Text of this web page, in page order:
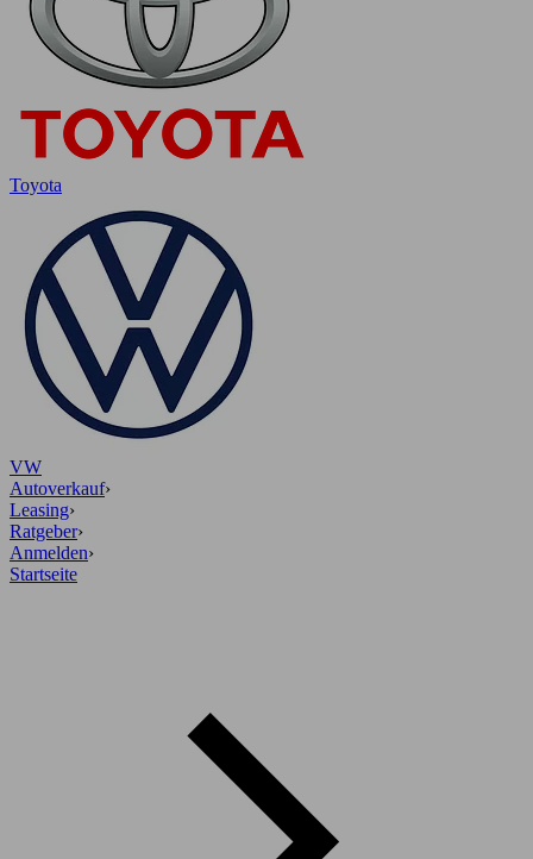
Toyota
VW
Autoverkauf›
Leasing›
Ratgeber›
Anmelden›
Startseite